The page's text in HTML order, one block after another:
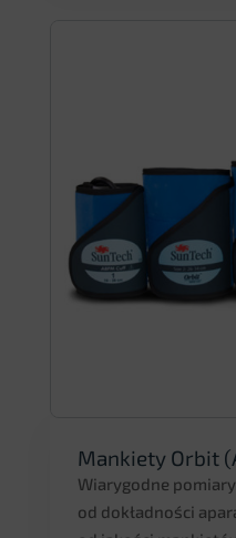
Mankiety Orbit
Wiarygodne
od dokładności